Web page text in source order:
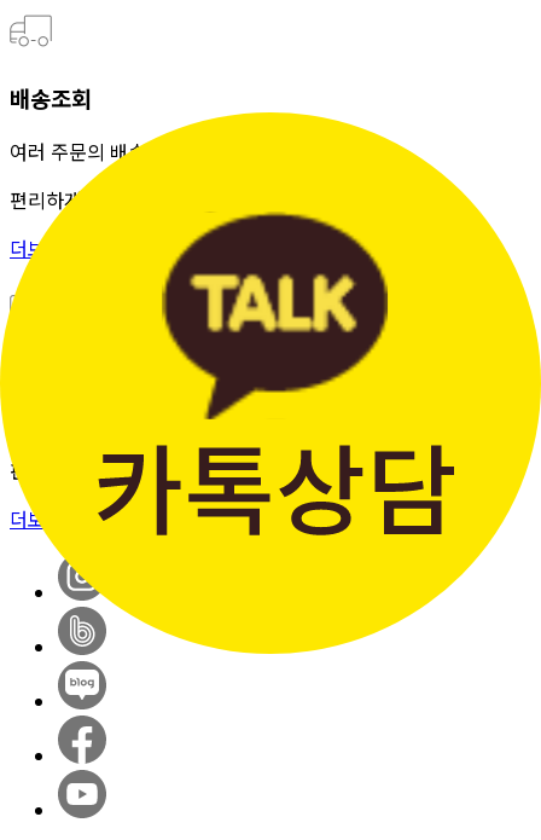
배송조회
여러 주문의 배송 상태를 한 화면에서
편리하게 조회할 수 있습니다.
더보기 >
간단한 가입 프로세스 & 편리한
판매 시스템
더보기 >